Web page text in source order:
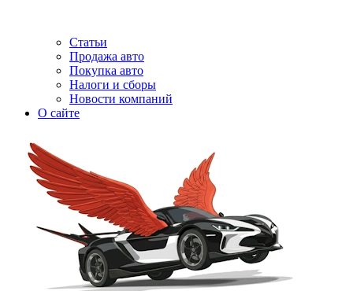
Статьи
Продажа авто
Покупка авто
Налоги и сборы
Новости компаний
О сайте